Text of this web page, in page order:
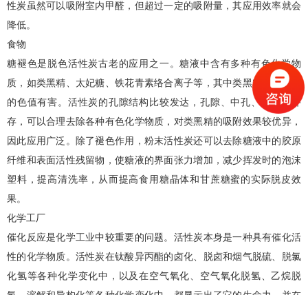
性炭虽然可以吸附室内甲醛，但超过一定的吸附量，其应用效率就会
降低。
食物
糖褪色是脱色活性炭古老的应用之一。糖液中含有多种有色化学物
质，如类黑精、太妃糖、铁花青素络合离子等，其中类黑精对糖晶体
的色值有害。活性炭的孔隙结构比较发达，孔隙、中孔、微孔板并
存，可以合理去除各种有色化学物质，对类黑精的吸附效果较优异，
因此应用广泛。除了褪色作用，粉末活性炭还可以去除糖液中的胶原
纤维和表面活性残留物，使糖液的界面张力增加，减少挥发时的泡沫
塑料，提高清洗率，从而提高食用糖晶体和甘蔗糖蜜的实际脱皮效
果。
化学工厂
催化反应是化学工业中较重要的问题。活性炭本身是一种具有催化活
性的化学物质。活性炭在钛酸异丙酯的卤化、脱卤和烟气脱硫、脱氯
化氢等各种化学变化中，以及在空气氧化、空气氧化脱氢、乙烷脱